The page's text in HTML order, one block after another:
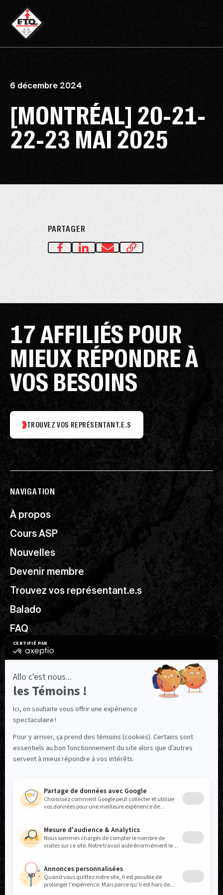
6 décembre 2024
[MONTRÉAL] 20-21-
22-23 MAI 2025
PARTAGER
17 AFFILIÉS POUR
MIEUX RÉPONDRE À
VOS BESOINS
TROUVEZ VOS REPRÉSENTANT.E.S
NAVIGATION
À propos
Cours ASP
Nouvelles
Devenir membre
Trouvez vos représentant.e.s
Balado
FAQ
Ressources utiles
NOUS SUIVRE
Facebook
Instagram
LinkedIn
YouTube
Politique réseaux sociaux
Politique de confidentialité